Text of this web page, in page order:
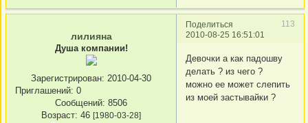
Поделиться
113
2010-08-25 16:51:01
лилияна
Душа компании!
Зарегистрирован: 2010-04-30
Приглашений: 0
Сообщений: 8506
Возраст: 46 [1980-03-28]
Девочки а как падошву
делать ? из чего ?
можно ее может слепить
из моей застывайки ?